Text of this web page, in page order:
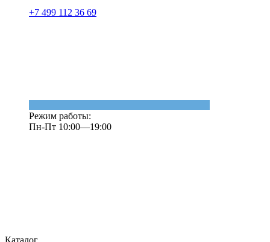
+7 499 112 36 69
Режим работы:
Пн-Пт 10:00—19:00
Каталог